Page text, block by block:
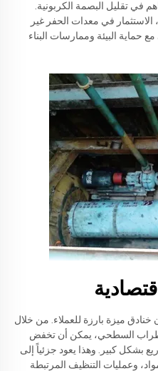
في تقليل البصمة الكربونية.
الاستثمار في معدات الحفر غير
حماية البيئة وممارسات البناء
خنادق ميزة بارزة للعملاء. من خلال
السطحي، يمكن أن تخفض
بشكل كبير. وهذا يعود جزئياً إلى
وعمليات التنظيف المرتبطة